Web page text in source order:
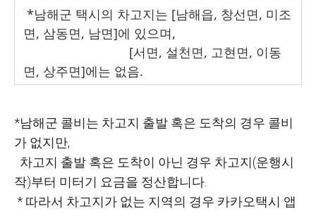
*남해군 택시의 차고지는 [남해읍, 창선면, 미조
면, 삼동면, 남면]에 있으며,
[서면, 설천면, 고현면, 이동
면, 상주면]에는 없음.
*남해군 콜비는 차고지 출발 혹은 도착의 경우 콜비
가 없지만,
차고지 출발 혹은 도착이 아닌 경우 차고지(운행시
작)부터 미터기 요금을 정산합니다.
* 따라서 차고지가 없는 지역의 경우 카카오택시 앱